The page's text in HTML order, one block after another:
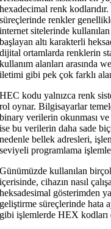
hexadecimal renk
süreçlerinde renkler
internet sitelerinde
başlayan altı karakterli
dijital ortamlarda renklerin
kullanım alanları arasında
iletimi gibi pek çok farklı
HEC kodu yalnızca renk
rol oynar. Bilgisayarlar
binary verilerin okunması
ise bu verilerin daha sade
nedenle bellek adresleri,
seviyeli programlama
Günümüzde kullanılan
içerisinde, cihazın nasıl
heksadesimal gösterimden
geliştirme süreçlerinde hata
gibi işlemlerde HEX kodları